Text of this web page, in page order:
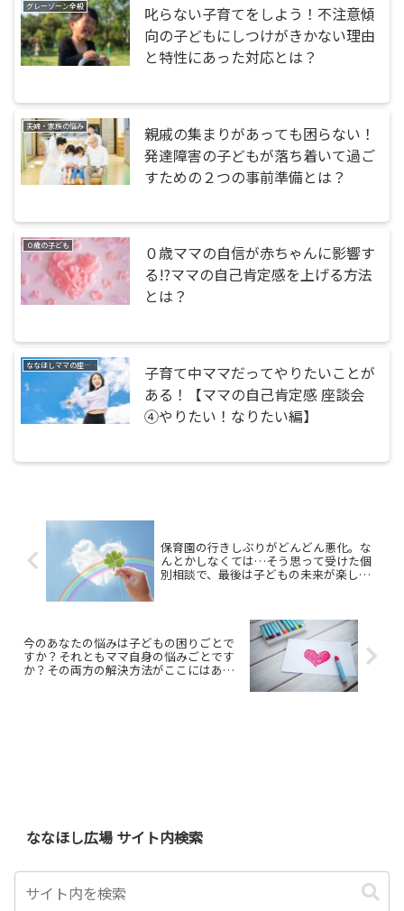
グレーゾーン全般
叱らない子育てをしよう！不注意傾
向の子どもにしつけがきかない理由
と特性にあった対応とは？
夫婦・家族の悩み
親戚の集まりがあっても困らない！
発達障害の子どもが落ち着いて過ご
すための２つの事前準備とは？
０歳の子ども
０歳ママの自信が赤ちゃんに影響す
る!?ママの自己肯定感を上げる方法
とは？
ななほしママの座談会
子育て中ママだってやりたいことが
ある！【ママの自己肯定感 座談会
④やりたい！なりたい編】
保育園の行きしぶりがどんどん悪化。な
んとかしなくては…そう思って受けた個
別相談で、最後は子どもの未来が楽しみ
今のあなたの悩みは子どもの困りごとで
すか？それともママ自身の悩みごとです
か？その両方の解決方法がここにはあり
ななほし広場 サイト内検索